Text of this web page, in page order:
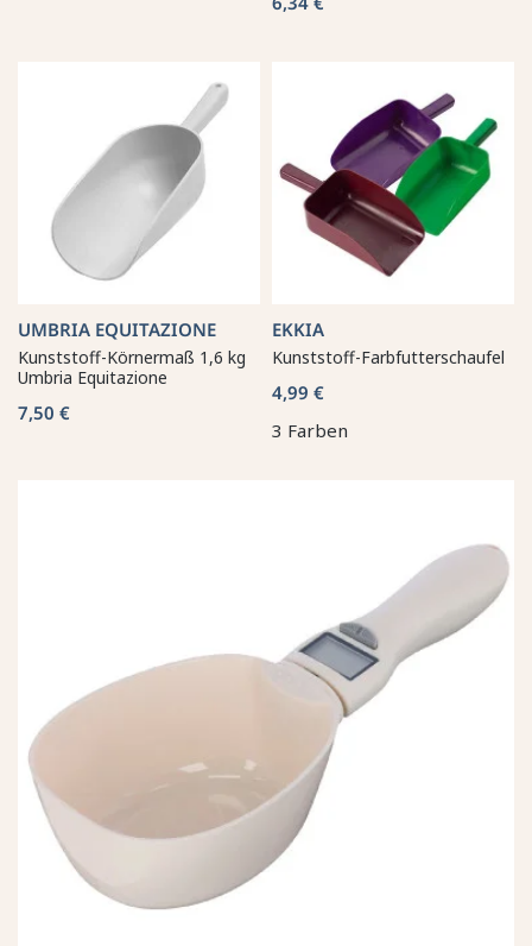
UMBRIA EQUITAZIONE
Kunststoff-Körnermaß 1,6 kg
Umbria Equitazione
7,50 €
EKKIA
Kunststoff-Farbfutterschaufel
4,99 €
3 Farben